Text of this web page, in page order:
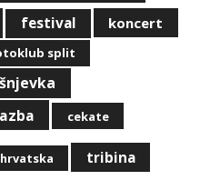
festival koncert
split
cekate
tribina